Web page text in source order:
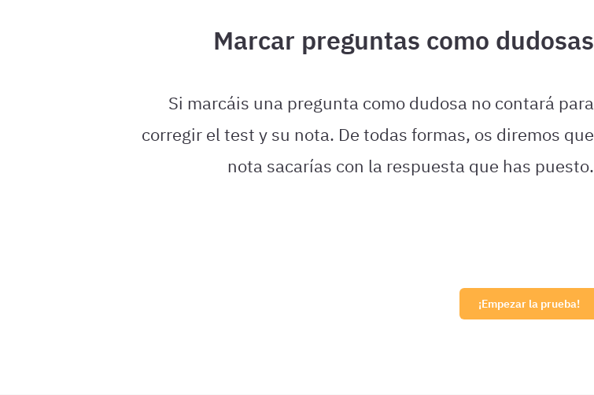
Marcar preguntas como dudosas
Si marcáis una pregunta como dudosa no contará para
corregir el test y su nota. De todas formas, os diremos que
nota sacarías con la respuesta que has puesto.
¡Empezar la prueba!